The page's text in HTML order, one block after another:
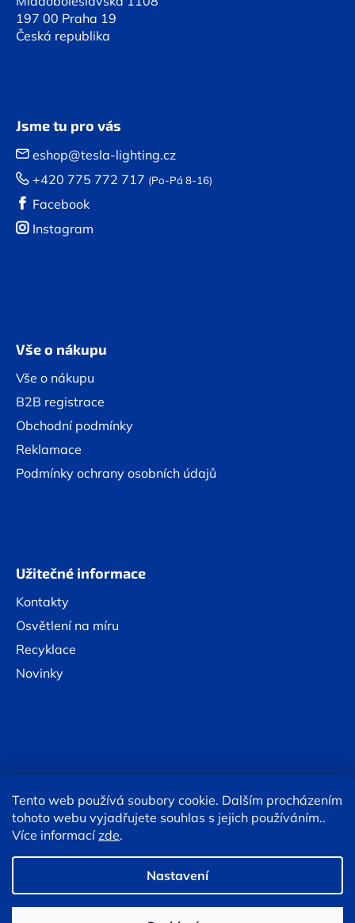
Tento web používá soubory cookie. Dalším procházením
tohoto webu vyjadřujete souhlas s jejich používáním..
Více informacízde.
Nastavení
197 00 Praha 19
Česká republika
Jsme tu pro vás
eshop@tesla-lighting.cz
+420 775 772 717 (Po-Pá 8-16)
Facebook
Instagram
Vše o nákupu
Vše o nákupu
B2B registrace
Obchodní podmínky
Reklamace
Podmínky ochrany osobních údajů
Užitečné informace
Kontakty
Osvětlení na míru
Recyklace
Novinky
Online platby:
Upravit nastavení cookies